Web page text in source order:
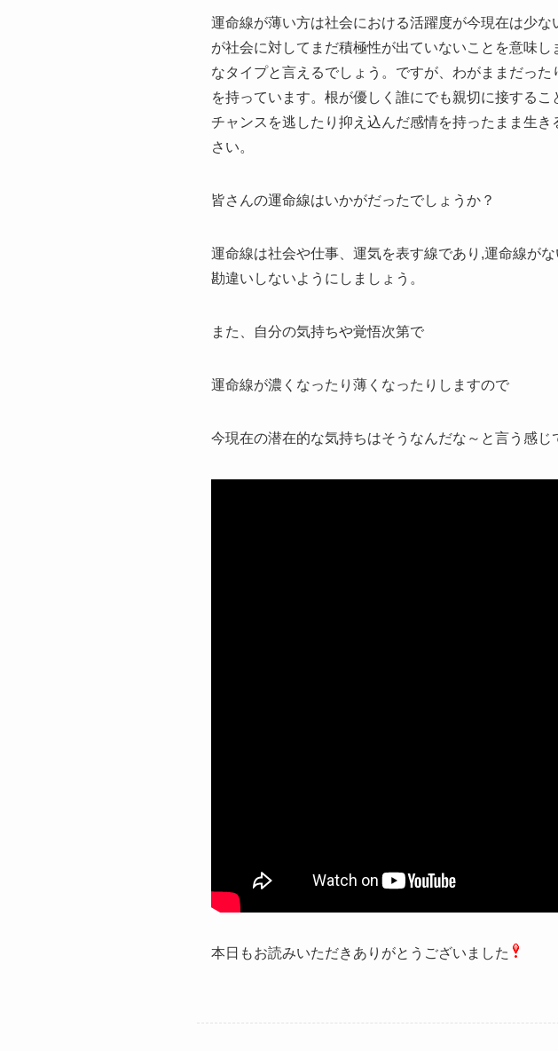
運命線が薄い方は社会における活躍度が今現在は少
が社会に対してまだ積極性が出ていないことを意味
なタイプと言えるでしょう。ですが、わがままだっ
を持っています。根が優しく誰にでも親切に接する
チャンスを逃したり抑え込んだ感情を持ったまま生
さい。
皆さんの運命線はいかがだったでしょうか？
運命線は社会や仕事、運気を表す線であり,運命線が
勘違いしないようにしましょう。
また、自分の気持ちや覚悟次第で
運命線が濃くなったり薄くなったりしますので
今現在の潜在的な気持ちはそうなんだな～と言う感
本日もお読みいただきありがとうございました